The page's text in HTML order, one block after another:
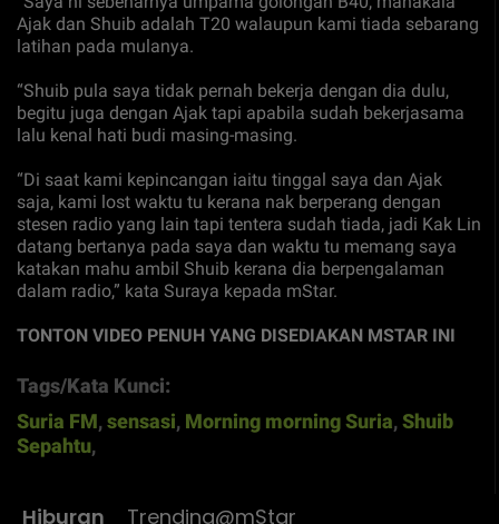
Ajak dan Shuib adalah T20 walaupun kami tiada sebarang
latihan pada mulanya.
“Shuib pula saya tidak pernah bekerja dengan dia dulu,
begitu juga dengan Ajak tapi apabila sudah bekerjasama
lalu kenal hati budi masing-masing.
“Di saat kami kepincangan iaitu tinggal saya dan Ajak
saja, kami lost waktu tu kerana nak berperang dengan
stesen radio yang lain tapi tentera sudah tiada, jadi Kak Lin
datang bertanya pada saya dan waktu tu memang saya
katakan mahu ambil Shuib kerana dia berpengalaman
dalam radio,” kata Suraya kepada mStar.
TONTON VIDEO PENUH YANG DISEDIAKAN MSTAR INI
Tags/Kata Kunci:
Suria FM,sensasi, Morning morning Suria,Shuib
Sepahtu,
Hiburan Trending@mStar